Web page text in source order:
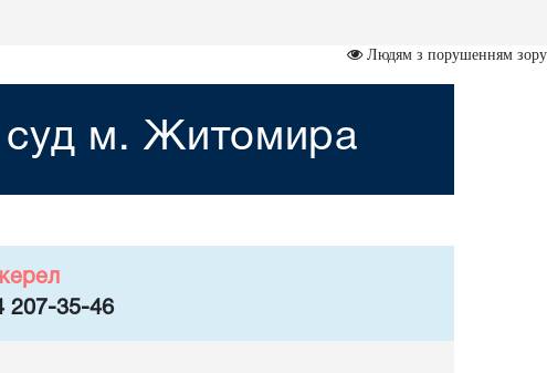
Людям з порушенням зору
суд м. Житомира
207-35-46